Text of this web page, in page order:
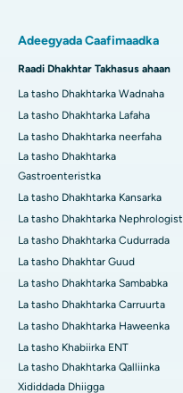
Adeegyada Caafimaadka
Raadi Dhakhtar Takhasus ahaan
La tasho Dhakhtarka Wadnaha
La tasho Dhakhtarka Lafaha
La tasho Dhakhtarka neerfaha
La tasho Dhakhtarka
Gastroenteristka
La tasho Dhakhtarka Kansarka
La tasho Dhakhtarka Nephrologist
La tasho Dhakhtarka Cudurrada
La tasho Dhakhtar Guud
La tasho Dhakhtarka Sambabka
La tasho Dhakhtarka Carruurta
La tasho Dhakhtarka Haweenka
La tasho Khabiirka ENT
La tasho Dhakhtarka Qalliinka
Xididdada Dhiigga